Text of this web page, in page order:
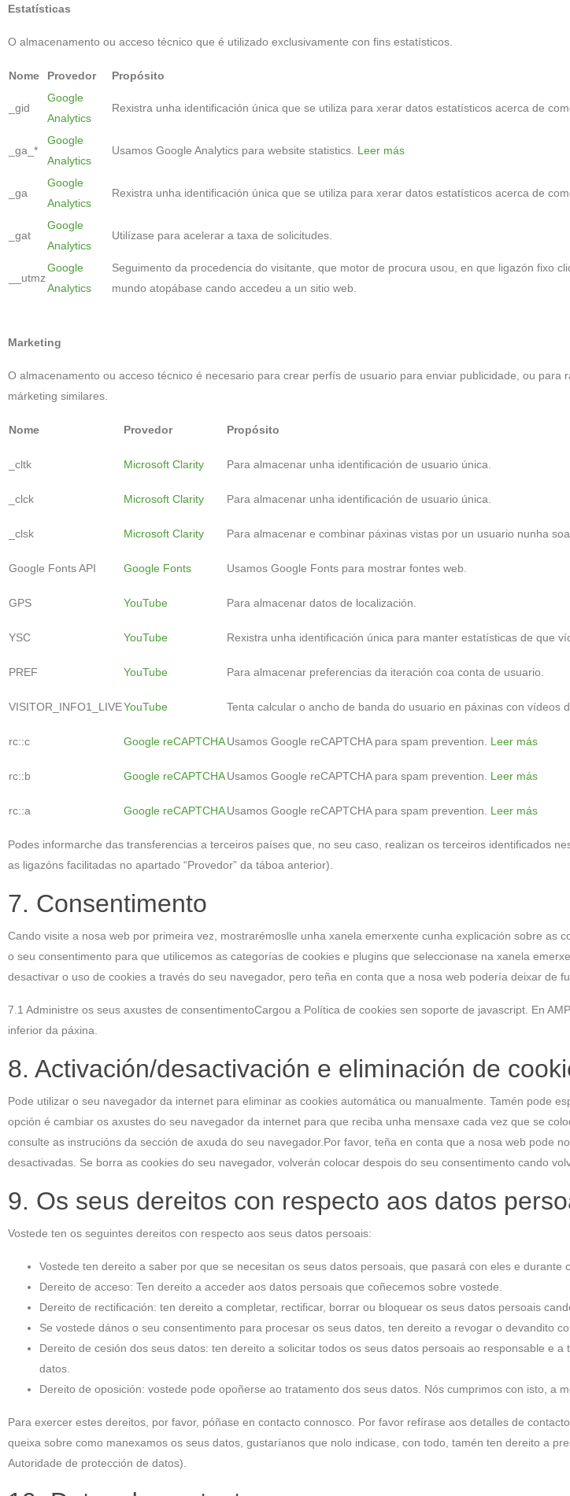
Estatísticas
O almacenamento ou acceso técnico que é utilizado exclusivamente con fins estatísticos.
Nome Provedor Propósito
_gid
Google
Analytics
Rexistra unha identificación única que se utiliza para xerar datos estatísticos acerca de
_ga_*
Google
Analytics
Usamos Google Analytics para website statistics. Leer más
_ga
Google
Analytics
Rexistra unha identificación única que se utiliza para xerar datos estatísticos acerca de
_gat
Google
Analytics
Utilízase para acelerar a taxa de solicitudes.
__utmz
Google
Analytics
Seguimento da procedencia do visitante, que motor de procura usou, en que ligazón fixo
mundo atopábase cando accedeu a un sitio web.
Marketing
O almacenamento ou acceso técnico é necesario para crear perfís de usuario para enviar publicidade, ou para
márketing similares.
Nome Provedor Propósito
_cltk Microsoft Clarity Para almacenar unha identificación de usuario única.
_clck Microsoft Clarity Para almacenar unha identificación de usuario única.
_clsk Microsoft Clarity Para almacenar e combinar páxinas vistas por un usuario nunha
Google Fonts API Google Fonts Usamos Google Fonts para mostrar fontes web.
GPS YouTube Para almacenar datos de localización.
YSC YouTube Rexistra unha identificación única para manter estatísticas de que
PREF YouTube Para almacenar preferencias da iteración coa conta de usuario.
VISITOR_INFO1_LIVEYouTube Tenta calcular o ancho de banda do usuario en páxinas con vídeos
rc::c Google reCAPTCHAUsamos Google reCAPTCHA para spam prevention. Leer más
rc::b Google reCAPTCHAUsamos Google reCAPTCHA para spam prevention. Leer más
rc::a Google reCAPTCHAUsamos Google reCAPTCHA para spam prevention. Leer más
Podes informarche das transferencias a terceiros países que, no seu caso, realizan os terceiros identificados
as ligazóns facilitadas no apartado “Provedor” da táboa anterior).
7. Consentimento
Cando visite a nosa web por primeira vez, mostrarémoslle unha xanela emerxente cunha explicación sobre as
o seu consentimento para que utilicemos as categorías de cookies e plugins que seleccionase na xanela
desactivar o uso de cookies a través do seu navegador, pero teña en conta que a nosa web podería deixar de
7.1 Administre os seus axustes de consentimentoCargou a Política de cookies sen soporte de javascript. En
inferior da páxina.
8. Activación/desactivación e eliminación de
Pode utilizar o seu navegador da internet para eliminar as cookies automática ou manualmente. Tamén pode
opción é cambiar os axustes do seu navegador da internet para que reciba unha mensaxe cada vez que se
consulte as instrucións da sección de axuda do seu navegador.Por favor, teña en conta que a nosa web pode
desactivadas. Se borra as cookies do seu navegador, volverán colocar despois do seu consentimento cando
9. Os seus dereitos con respecto aos datos
Vostede ten os seguintes dereitos con respecto aos seus datos persoais:
Vostede ten dereito a saber por que se necesitan os seus datos persoais, que pasará con eles e durante
Dereito de acceso: Ten dereito a acceder aos datos persoais que coñecemos sobre vostede.
Dereito de rectificación: ten dereito a completar, rectificar, borrar ou bloquear os seus datos persoais
Se vostede dános o seu consentimento para procesar os seus datos, ten dereito a revogar o devandito
Dereito de cesión dos seus datos: ten dereito a solicitar todos os seus datos persoais ao responsable e
datos.
Dereito de oposición: vostede pode opoñerse ao tratamento dos seus datos. Nós cumprimos con isto, a
Para exercer estes dereitos, por favor, póñase en contacto connosco. Por favor refírase aos detalles de
queixa sobre como manexamos os seus datos, gustaríanos que nolo indicase, con todo, tamén ten dereito a
Autoridade de protección de datos).